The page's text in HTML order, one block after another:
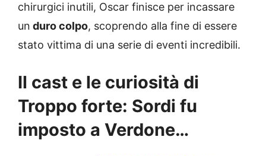
chirurgici inutili, Oscar finisce per incassare
un duro colpo, scoprendo alla fine di essere
stato vittima di una serie di eventi incredibili.
Il cast e le curiosità di
Troppo forte: Sordi fu
imposto a Verdone…